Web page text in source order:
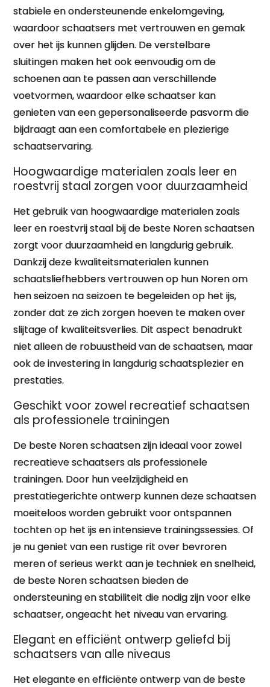
stabiele en ondersteunende enkelomgeving,
waardoor schaatsers met vertrouwen en gemak
over het ijs kunnen glijden. De verstelbare
sluitingen maken het ook eenvoudig om de
schoenen aan te passen aan verschillende
voetvormen, waardoor elke schaatser kan
genieten van een gepersonaliseerde pasvorm die
bijdraagt aan een comfortabele en plezierige
schaatservaring.
Hoogwaardige materialen zoals leer en
roestvrij staal zorgen voor duurzaamheid
Het gebruik van hoogwaardige materialen zoals
leer en roestvrij staal bij de beste Noren schaatsen
zorgt voor duurzaamheid en langdurig gebruik.
Dankzij deze kwaliteitsmaterialen kunnen
schaatsliefhebbers vertrouwen op hun Noren om
hen seizoen na seizoen te begeleiden op het ijs,
zonder dat ze zich zorgen hoeven te maken over
slijtage of kwaliteitsverlies. Dit aspect benadrukt
niet alleen de robuustheid van de schaatsen, maar
ook de investering in langdurig schaatsplezier en
prestaties.
Geschikt voor zowel recreatief schaatsen
als professionele trainingen
De beste Noren schaatsen zijn ideaal voor zowel
recreatieve schaatsers als professionele
trainingen. Door hun veelzijdigheid en
prestatiegerichte ontwerp kunnen deze schaatsen
moeiteloos worden gebruikt voor ontspannen
tochten op het ijs en intensieve trainingssessies. Of
je nu geniet van een rustige rit over bevroren
meren of serieus werkt aan je techniek en snelheid,
de beste Noren schaatsen bieden de
ondersteuning en stabiliteit die nodig zijn voor elke
schaatser, ongeacht het niveau van ervaring.
Elegant en efficiënt ontwerp geliefd bij
schaatsers van alle niveaus
Het elegante en efficiënte ontwerp van de beste